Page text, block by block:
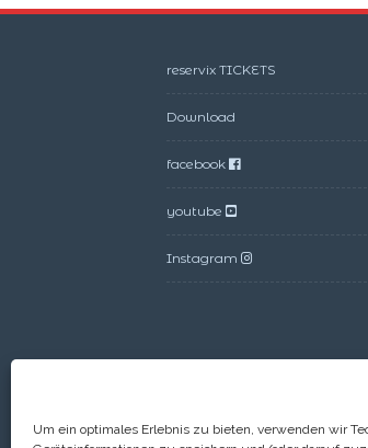
Um ein optimales Erlebnis zu bieten, verwenden wir
reservix TICKETS
Download
facebook
youtube
Instagram